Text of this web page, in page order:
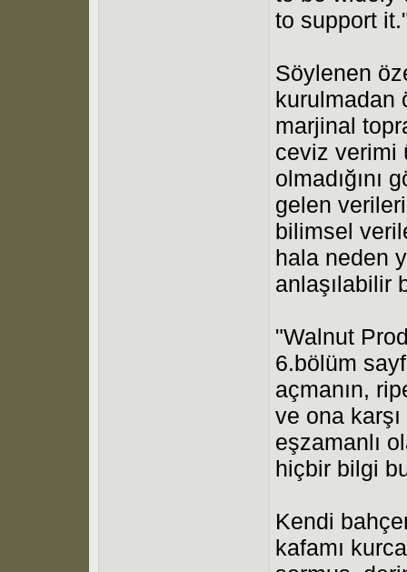
to support
Söylenen
kurulmadan
marjinal
ceviz verimi
olmadığını
gelen
bilimsel
hala neden
anlaşılabilir
"Walnut
6.bölüm
açmanın,
ve ona
eşzamanlı
hiçbir bilgi
Kendi
kafamı